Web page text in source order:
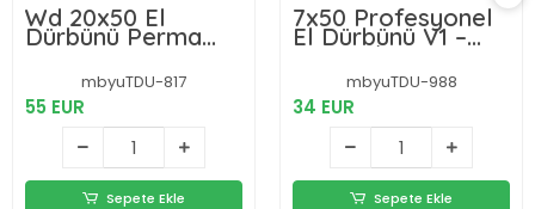
Wd 20x50 El
Dürbünü Perma
Focus – Otomatik
Netleme
1000m/56m
mbyuTDU-817
55 EUR
Sepete Ekle
7x50 Profesyonel
El Dürbünü V1 –
1000m/56m
mbyuTDU-988
34 EUR
Sepete Ekle